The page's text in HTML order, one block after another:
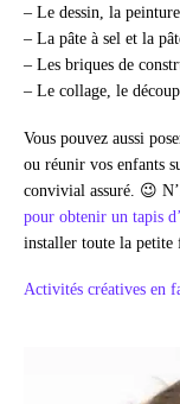
– Le dessin, la
– La pâte à sel et la
– Les briques de
– Le collage, le
Vous pouvez aussi
ou réunir vos enfants
convivial assuré. 😉
pour obtenir un tapis
installer toute la petite
Activités créatives en